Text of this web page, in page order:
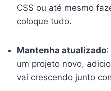
CSS ou até mesmo
coloque tudo.
Mantenha atualizado:
um projeto novo,
vai crescendo junto